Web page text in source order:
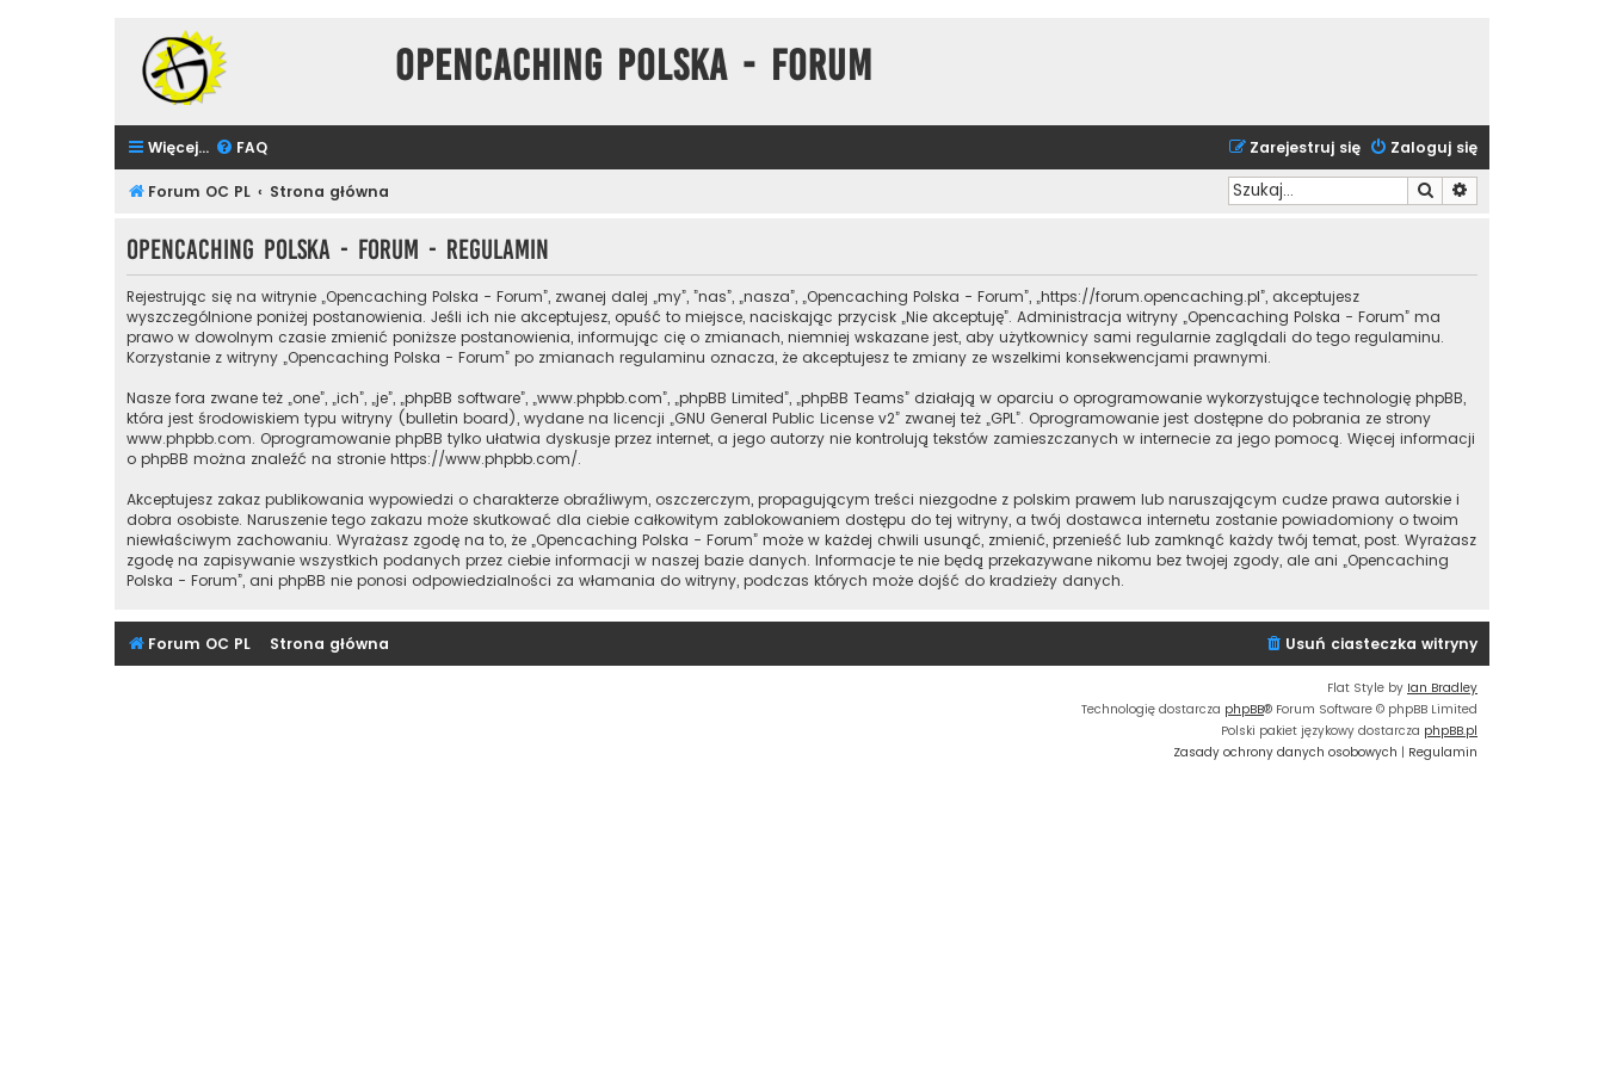
Opencaching Polska - Forum
Więcej… FAQ Zaloguj się
Zarejestruj się
Forum OC PL Strona główna Szukaj
Opencaching Polska - Forum - Regulamin
Rejestrując się na witrynie „Opencaching Polska - Forum”, zwanej dalej „my”, ”nas”, „nasza”, „Opencaching Polska - Forum”, „https://forum.opencaching.pl”, akceptujesz
wyszczególnione poniżej postanowienia. Jeśli ich nie akceptujesz, opuść to miejsce, naciskając przycisk „Nie akceptuję”. Administracja witryny „Opencaching Polska - Forum” ma
prawo w dowolnym czasie zmienić poniższe postanowienia, informując cię o zmianach, niemniej wskazane jest, aby użytkownicy sami regularnie zaglądali do tego regulaminu.
Korzystanie z witryny „Opencaching Polska - Forum” po zmianach regulaminu oznacza, że akceptujesz te zmiany ze wszelkimi konsekwencjami prawnymi.
Nasze fora zwane też „one”, „ich”, „je”, „phpBB software”, „www.phpbb.com”, „phpBB Limited”, „phpBB Teams” działają w oparciu o oprogramowanie wykorzystujące technologię phpBB,
która jest środowiskiem typu witryny (bulletin board), wydane na licencji „GNU General Public License v2” zwanej też „GPL”. Oprogramowanie jest dostępne do pobrania ze strony
www.phpbb.com. Oprogramowanie phpBB tylko ułatwia dyskusje przez internet, a jego autorzy nie kontrolują tekstów zamieszczanych w internecie za jego pomocą. Więcej informacji
o phpBB można znaleźć na stronie https://www.phpbb.com/.
Akceptujesz zakaz publikowania wypowiedzi o charakterze obraźliwym, oszczerczym, propagującym treści niezgodne z polskim prawem lub naruszającym cudze prawa autorskie i
dobra osobiste. Naruszenie tego zakazu może skutkować dla ciebie całkowitym zablokowaniem dostępu do tej witryny, a twój dostawca internetu zostanie powiadomiony o twoim
niewłaściwym zachowaniu. Wyrażasz zgodę na to, że „Opencaching Polska - Forum” może w każdej chwili usunąć, zmienić, przenieść lub zamknąć każdy twój temat, post. Wyrażasz
zgodę na zapisywanie wszystkich podanych przez ciebie informacji w naszej bazie danych. Informacje te nie będą przekazywane nikomu bez twojej zgody, ale ani „Opencaching
Polska - Forum”, ani phpBB nie ponosi odpowiedzialności za włamania do witryny, podczas których może dojść do kradzieży danych.
Forum OC PL Strona główna Usuń ciasteczka witryny
Flat Style by Ian Bradley
Technologię dostarcza phpBB® Forum Software © phpBB Limited
Polski pakiet językowy dostarcza phpBB.pl
Zasady ochrony danych osobowych | Regulamin